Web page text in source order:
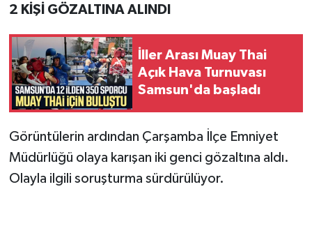
2 KİŞİ GÖZALTINA ALINDI
İller Arası Muay Thai
Açık Hava Turnuvası
Samsun'da başladı
Görüntülerin ardından Çarşamba İlçe Emniyet
Müdürlüğü olaya karışan iki genci gözaltına aldı.
Olayla ilgili soruşturma sürdürülüyor.